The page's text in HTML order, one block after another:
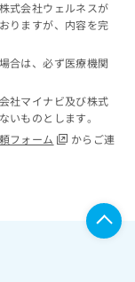
式会社ウェルネスが
りますが、内容を完
合は、必ず医療機関
社マイナビ及び株式
いものとします。
フォーム
からご連